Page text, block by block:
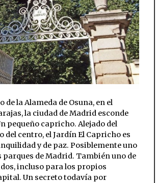
de la Alameda de Osuna, en el
la ciudad de Madrid esconde
pequeño capricho. Alejado del
del centro, el Jardín El Capricho es
y de paz. Posiblemente uno
parques de Madrid. También uno de
incluso para los propios
Un secreto todavía por